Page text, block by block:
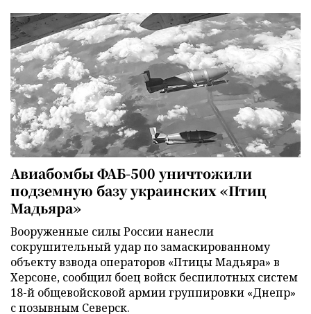
Авиабомбы ФАБ-500 уничтожили
подземную базу украинских «Птиц
Мадьяра»
Вооруженные силы России нанесли
сокрушительный удар по замаскированному
объекту взвода операторов «Птицы Мадьяра» в
Херсоне, сообщил боец войск беспилотных систем
18-й общевойсковой армии группировки «Днепр»
с позывным Северск.